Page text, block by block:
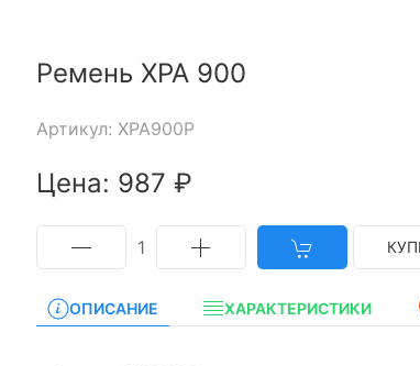
Ремень XPA 900
Артикул: XPA900P
Цена: 987 ₽
1
ОПИСАНИЕ ХАРАКТЕРИСТИКИ